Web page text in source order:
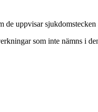
de uppvisar
som inte nämns i